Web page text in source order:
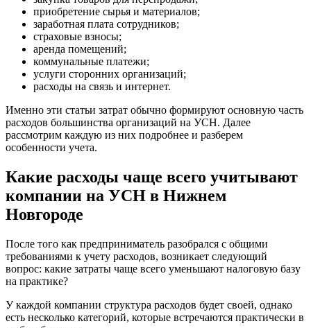
приобретение сырья и материалов;
заработная плата сотрудников;
страховые взносы;
аренда помещений;
коммунальные платежи;
услуги сторонних организаций;
расходы на связь и интернет.
Именно эти статьи затрат обычно формируют основную часть
расходов большинства организаций на УСН. Далее
рассмотрим каждую из них подробнее и разберем
особенности учета.
Какие расходы чаще всего учитывают
компании на УСН в Нижнем
Новгороде
После того как предприниматель разобрался с общими
требованиями к учету расходов, возникает следующий
вопрос: какие затраты чаще всего уменьшают налоговую базу
на практике?
У каждой компании структура расходов будет своей, однако
есть несколько категорий, которые встречаются практически в